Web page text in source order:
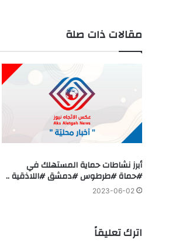
مقالات ذات صلة
أبرز نشاطات حماية المستهلك في
#حماة #طرطوس #دمشق #اللاذقية ..
2023-06-02
اترك تعليقاً